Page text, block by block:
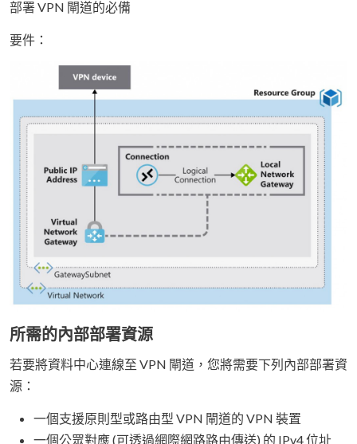
部署 VPN 閘道的必備
要件：
所需的內部部署資源
若要將資料中心連線至 VPN 閘道，您將需要下列內部部署資
源：
一個支援原則型或路由型 VPN 閘道的 VPN 裝置
一個公眾對應 (可透過網際網路路由傳送) 的 IPv4 位址